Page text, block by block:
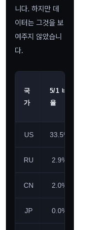
니다. 하지만 데
이터는 그것을 보
여주지 않았습니
다.
국
가
5/1 비
율
US 33.5%
RU 2.9%
CN 2.0%
JP 0.0%